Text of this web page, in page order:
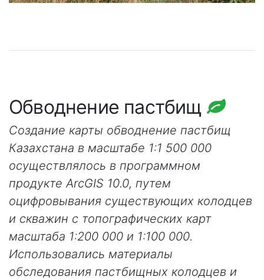
Обводнение пастбищ
Создание карты обводнение пастбищ
Казахстана в масштабе 1:1 500 000
осуществлялось в программном
продукте ArcGIS 10.0, путем
оцифровывания существующих колодцев
и скважин с топографических карт
масштаба 1:200 000 и 1:100 000.
Использовались материалы
обследования пастбищных колодцев и